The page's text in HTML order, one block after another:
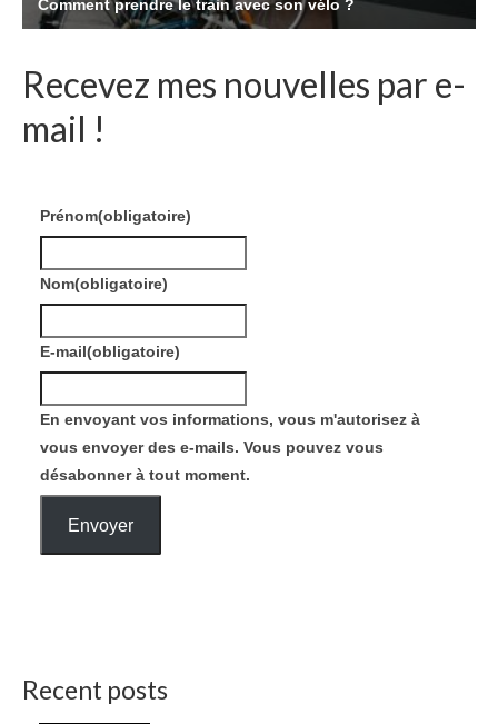
Recevez mes nouvelles par e-
mail !
Prénom(obligatoire)
Nom(obligatoire)
E-mail(obligatoire)
En envoyant vos informations, vous m'autorisez à
vous envoyer des e-mails. Vous pouvez vous
désabonner à tout moment.
Envoyer
Recent posts